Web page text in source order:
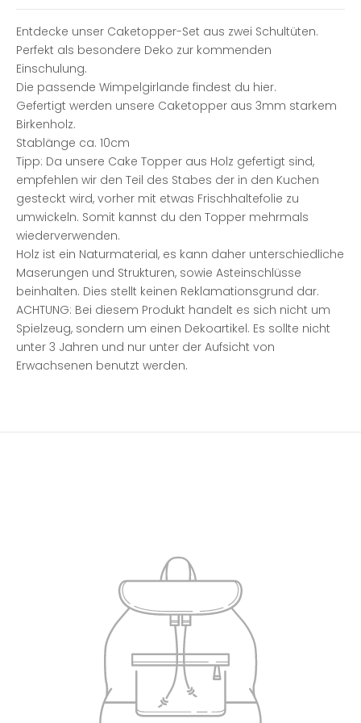
Entdecke unser Caketopper-Set aus zwei Schultüten.
Perfekt als besondere Deko zur kommenden
Einschulung.
Die passende Wimpelgirlande findest du hier.
Gefertigt werden unsere Caketopper aus 3mm starkem
Birkenholz.
Stablänge ca. 10cm
Tipp: Da unsere Cake Topper aus Holz gefertigt sind,
empfehlen wir den Teil des Stabes der in den Kuchen
gesteckt wird, vorher mit etwas Frischhaltefolie zu
umwickeln. Somit kannst du den Topper mehrmals
wiederverwenden.
Holz ist ein Naturmaterial, es kann daher unterschiedliche
Maserungen und Strukturen, sowie Asteinschlüsse
beinhalten. Dies stellt keinen Reklamationsgrund dar.
ACHTUNG: Bei diesem Produkt handelt es sich nicht um
Spielzeug, sondern um einen Dekoartikel. Es sollte nicht
unter 3 Jahren und nur unter der Aufsicht von
Erwachsenen benutzt werden.